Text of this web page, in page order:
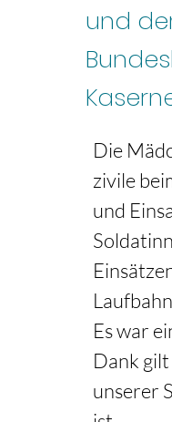
und
Die
zivile
und
Es war
Dank
unserer